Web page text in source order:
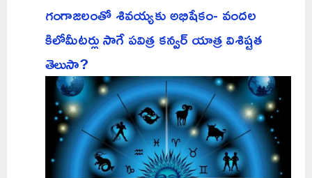
గంగాజలంతో శివయ్యకు అభిషేకం- వందల
కిలోమీటర్లు సాగే పవిత్ర కన్వర్ యాత్ర విశిష్టత
తెలుసా?